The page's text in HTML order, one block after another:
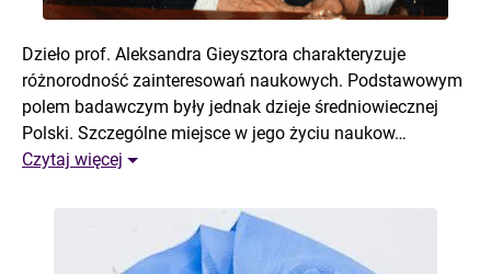
Dzieło prof. Aleksandra Gieysztora charakteryzuje
różnorodność zainteresowań naukowych. Podstawowym
polem badawczym były jednak dzieje średniowiecznej
Polski. Szczególne miejsce w jego życiu naukow…
Czytaj więcej